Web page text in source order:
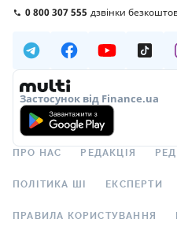
0 800 307 555 дзвінки
Застосунок від Finance.ua
ПРО НАС РЕДАКЦІЯ
ПОЛІТИКА ШІ ЕКСПЕРТИ
ПРАВИЛА КОРИСТУВАННЯ